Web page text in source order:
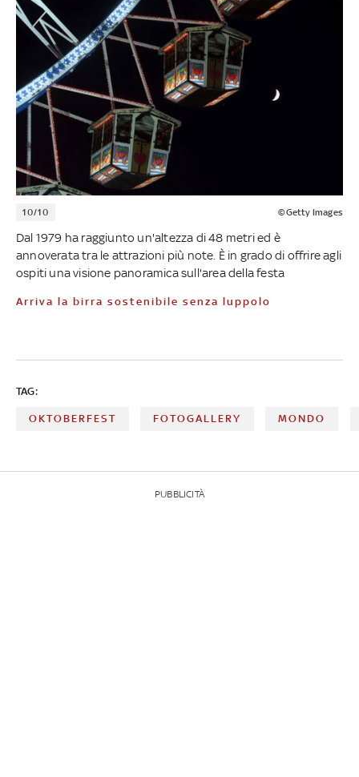
10/10 ©Getty Images
Dal 1979 ha raggiunto un'altezza di 48 metri ed è
annoverata tra le attrazioni più note. È in grado di offrire agli
ospiti una visione panoramica sull'area della festa
Arriva la birra sostenibile senza luppolo
TAG:
OKTOBERFEST FOTOGALLERY MONDO
PUBBLICITÀ